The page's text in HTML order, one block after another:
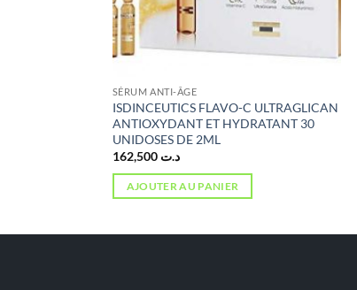
SÉRUM ANTI-ÂGE
ISDINCEUTICS FLAVO-C ULTRAGLICAN
ANTIOXYDANT ET HYDRATANT 30
UNIDOSES DE 2ML
د.ت 162,500
AJOUTER AU PANIER